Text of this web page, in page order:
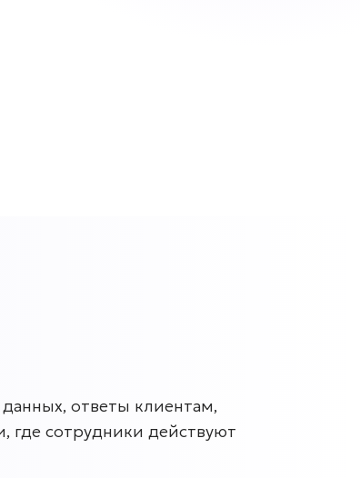
ответы клиентам,
где сотрудники действуют